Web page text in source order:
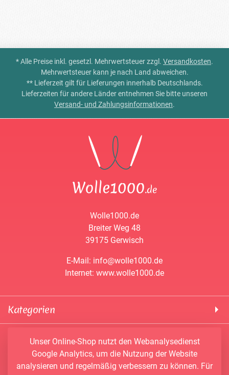
* Alle Preise inkl. gesetzl. Mehrwertsteuer zzgl. Versandkosten.
Mehrwertsteuer kann je nach Land abweichen.
** Lieferzeit gilt für Lieferungen innerhalb Deutschlands.
Lieferzeiten für andere Länder entnehmen Sie bitte unseren
Versand- und Zahlungsinformationen.
Wolle1000.de
Breiter Weg 48
39175 Gerwisch
E-Mail: info@wolle1000.de
Internet: www.wolle1000.de
Kategorien
ALIZE Yarns
Bobbel
Service & Informationen
Konto
Newsletter
Unser Online-Shop nutzt den Webanalysedienst
Google Analytics, um die Nutzung der Website
analysieren und regelmäßig verbessern zu können. Für